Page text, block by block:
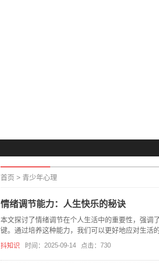
首页 > 青少年心理
情绪调节能力：人生快乐的秘诀
本文探讨了情绪调节在个人生活中的重要性，强调
键。通过培养这种能力，我们可以更好地应对生活
抖知识 时间：2025-09-14 点击：730